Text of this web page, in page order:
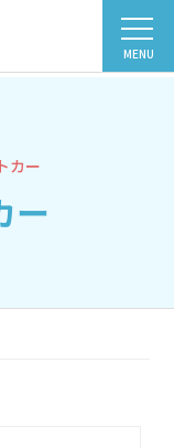
MENU
カー
ー